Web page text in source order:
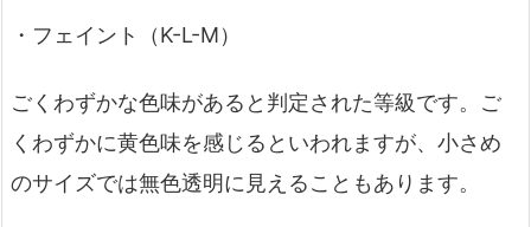
・フェイント（K-L-M）
ごくわずかな色味があると判定された等級です。ご
くわずかに黄色味を感じるといわれますが、小さめ
のサイズでは無色透明に見えることもあります。